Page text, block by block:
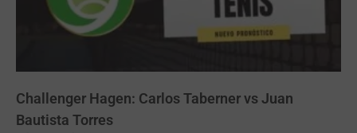
Challenger Hagen: Carlos Taberner vs Juan
Bautista Torres